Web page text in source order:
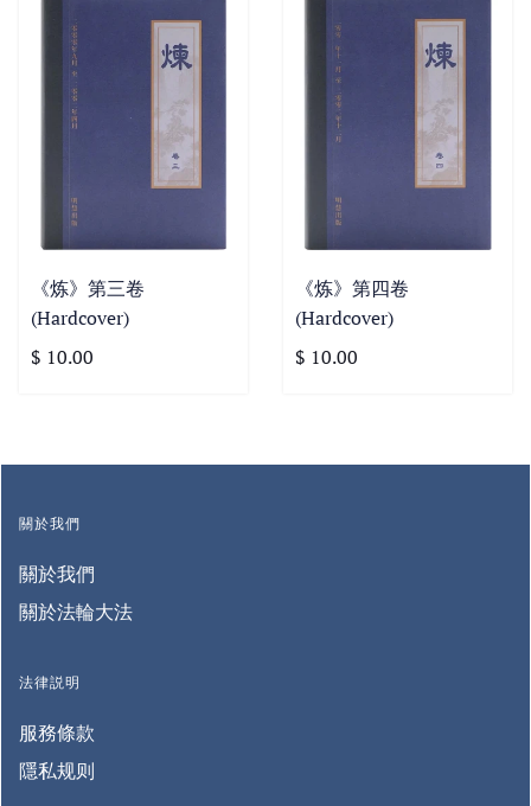
《炼》第三卷
(Hardcover)
$ 10.00
《炼》第四卷
(Hardcover)
$ 10.00
關於我們
關於我們
關於法輪大法
法律説明
服務條款
隱私规则